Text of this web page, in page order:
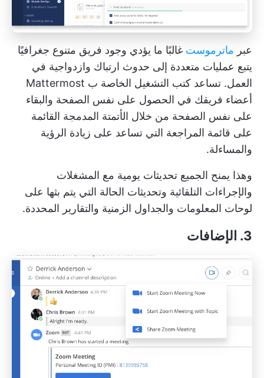
عبر ماترموست غالبًا ما يؤدي وجود فريق متنوع جغرافيًا
يتبع عمليات متعددة إلى حدوث ارتباك وازدواجية في
العمل. تساعد كتب التشغيل الخاصة ب Mattermost
أعضاء فريقك في الحصول على نفس الصفحة والبقاء
على نفس الصفحة من خلال الأتمتة المدمجة القائمة
على قائمة المراجعة التي تساعد على زيادة الرؤية
والمساءلة.
وهذا يمنح الجميع تحديثات يومية مع المشغلات
والإجراءات التلقائية وتحديثات الحالة التي يتم بثها على
لوحات المعلومات والجداول الزمنية والتقارير المحددة.
3. الإضافات